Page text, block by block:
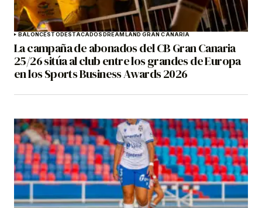
BALONCESTO DESTACADOS DREAMLAND GRAN CANARIA
La campaña de abonados del CB Gran Canaria
25/26 sitúa al club entre los grandes de Europa
en los Sports Business Awards 2026